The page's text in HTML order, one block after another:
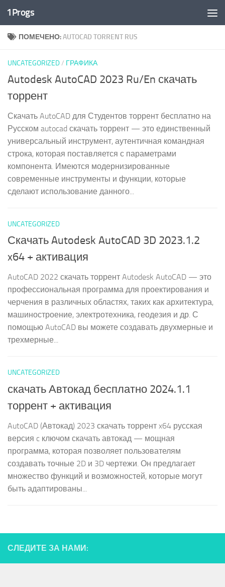
Перейти к содержимому
1Progs
ПОМЕЧЕНО:AUTOCAD TORRENT RUS
UNCATEGORIZED/ ГРАФИКА
Autodesk AutoCAD 2023 Ru/En скачать
торрент
Скачать AutoCAD для Студентов торрент бесплатно на
Русском autocad скачать торрент — это единственный
универсальный инструмент, аутентичная командная
строка, которая поставляется с параметрами
компонента. Имеются модернизированные
современные инструменты и функции, которые
сделают использование данного...
UNCATEGORIZED
Скачать Autodesk AutoCAD 3D 2023.1.2
x64 + активация
AutoCAD 2022 скачать торрент Autodesk AutoCAD — это
профессиональная программа для проектирования и
черчения в различных областях, таких как архитектура,
машиностроение, электротехника, геодезия и др. С
помощью AutoCAD вы можете создавать двухмерные и
трехмерные...
UNCATEGORIZED
скачать Автокад бесплатно 2024.1.1
торрент + активация
AutoCAD (Автокад) 2023 скачать торрент x64 русская
версия c ключом скачать автокад — мощная
программа, которая позволяет пользователям
создавать точные 2D и 3D чертежи. Он предлагает
множество функций и возможностей, которые могут
быть адаптированы...
СЛЕДИТЕ ЗА НАМИ: